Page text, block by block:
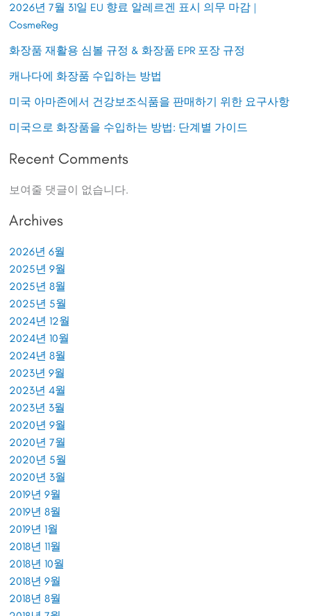
2026년 7월 31일 EU 향료 알레르겐 표시 의무 마감 |
CosmeReg
화장품 재활용 심볼 규정 & 화장품 EPR 포장 규정
캐나다에 화장품 수입하는 방법
미국 아마존에서 건강보조식품을 판매하기 위한 요구사항
미국으로 화장품을 수입하는 방법: 단계별 가이드
Recent Comments
보여줄 댓글이 없습니다.
Archives
2026년 6월
2025년 9월
2025년 8월
2025년 5월
2024년 12월
2024년 10월
2024년 8월
2023년 9월
2023년 4월
2023년 3월
2020년 9월
2020년 7월
2020년 5월
2020년 3월
2019년 9월
2019년 8월
2019년 1월
2018년 11월
2018년 10월
2018년 9월
2018년 8월